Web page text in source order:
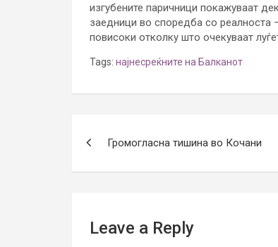
изгубените паричници покажуваат
заедници во споредба со реалноста
повисоки отколку што очекуваат
Tags: најнесреќните на Балканот
navigation
Громогласна тишина во Кочани
Leave a Reply